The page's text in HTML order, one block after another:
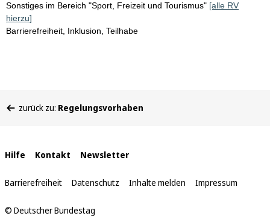
Sonstiges im Bereich "Sport, Freizeit und Tourismus" [alle RV
hierzu]
Barrierefreiheit, Inklusion, Teilhabe
befinden
zurück zu: Regelungsvorhaben
Interne
Links
Hilfe Kontakt Newsletter
Barrierefreiheit Datenschutz Inhalte melden Impressum
© Deutscher Bundestag